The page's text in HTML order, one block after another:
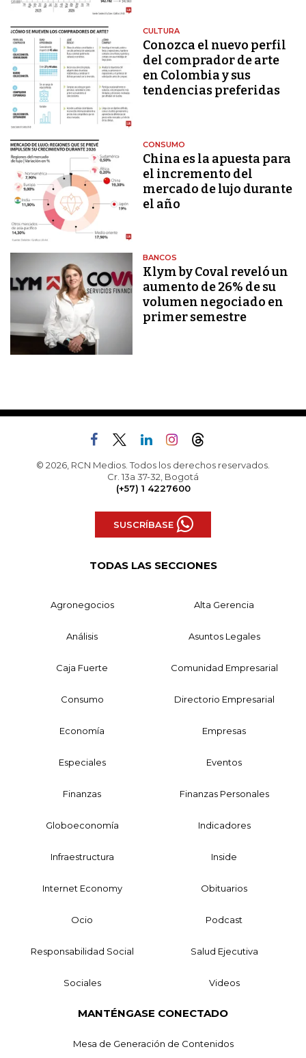
CULTURA
Conozca el nuevo perfil
del comprador de arte
en Colombia y sus
tendencias preferidas
CONSUMO
China es la apuesta para
el incremento del
mercado de lujo durante
el año
BANCOS
Klym by Coval reveló un
aumento de 26% de su
volumen negociado en
primer semestre
© 2026, RCN Medios. Todos los derechos reservados.
Cr. 13a 37-32, Bogotá
(+57) 1 4227600
SUSCRÍBASE
TODAS LAS SECCIONES
Agronegocios Alta Gerencia
Análisis Asuntos Legales
Caja Fuerte Comunidad Empresarial
Consumo Directorio Empresarial
Economía Empresas
Especiales Eventos
Finanzas Finanzas Personales
Globoeconomía Indicadores
Infraestructura Inside
Internet Economy Obituarios
Ocio Podcast
Responsabilidad Social Salud Ejecutiva
Sociales Videos
MANTÉNGASE CONECTADO
Mesa de Generación de Contenidos